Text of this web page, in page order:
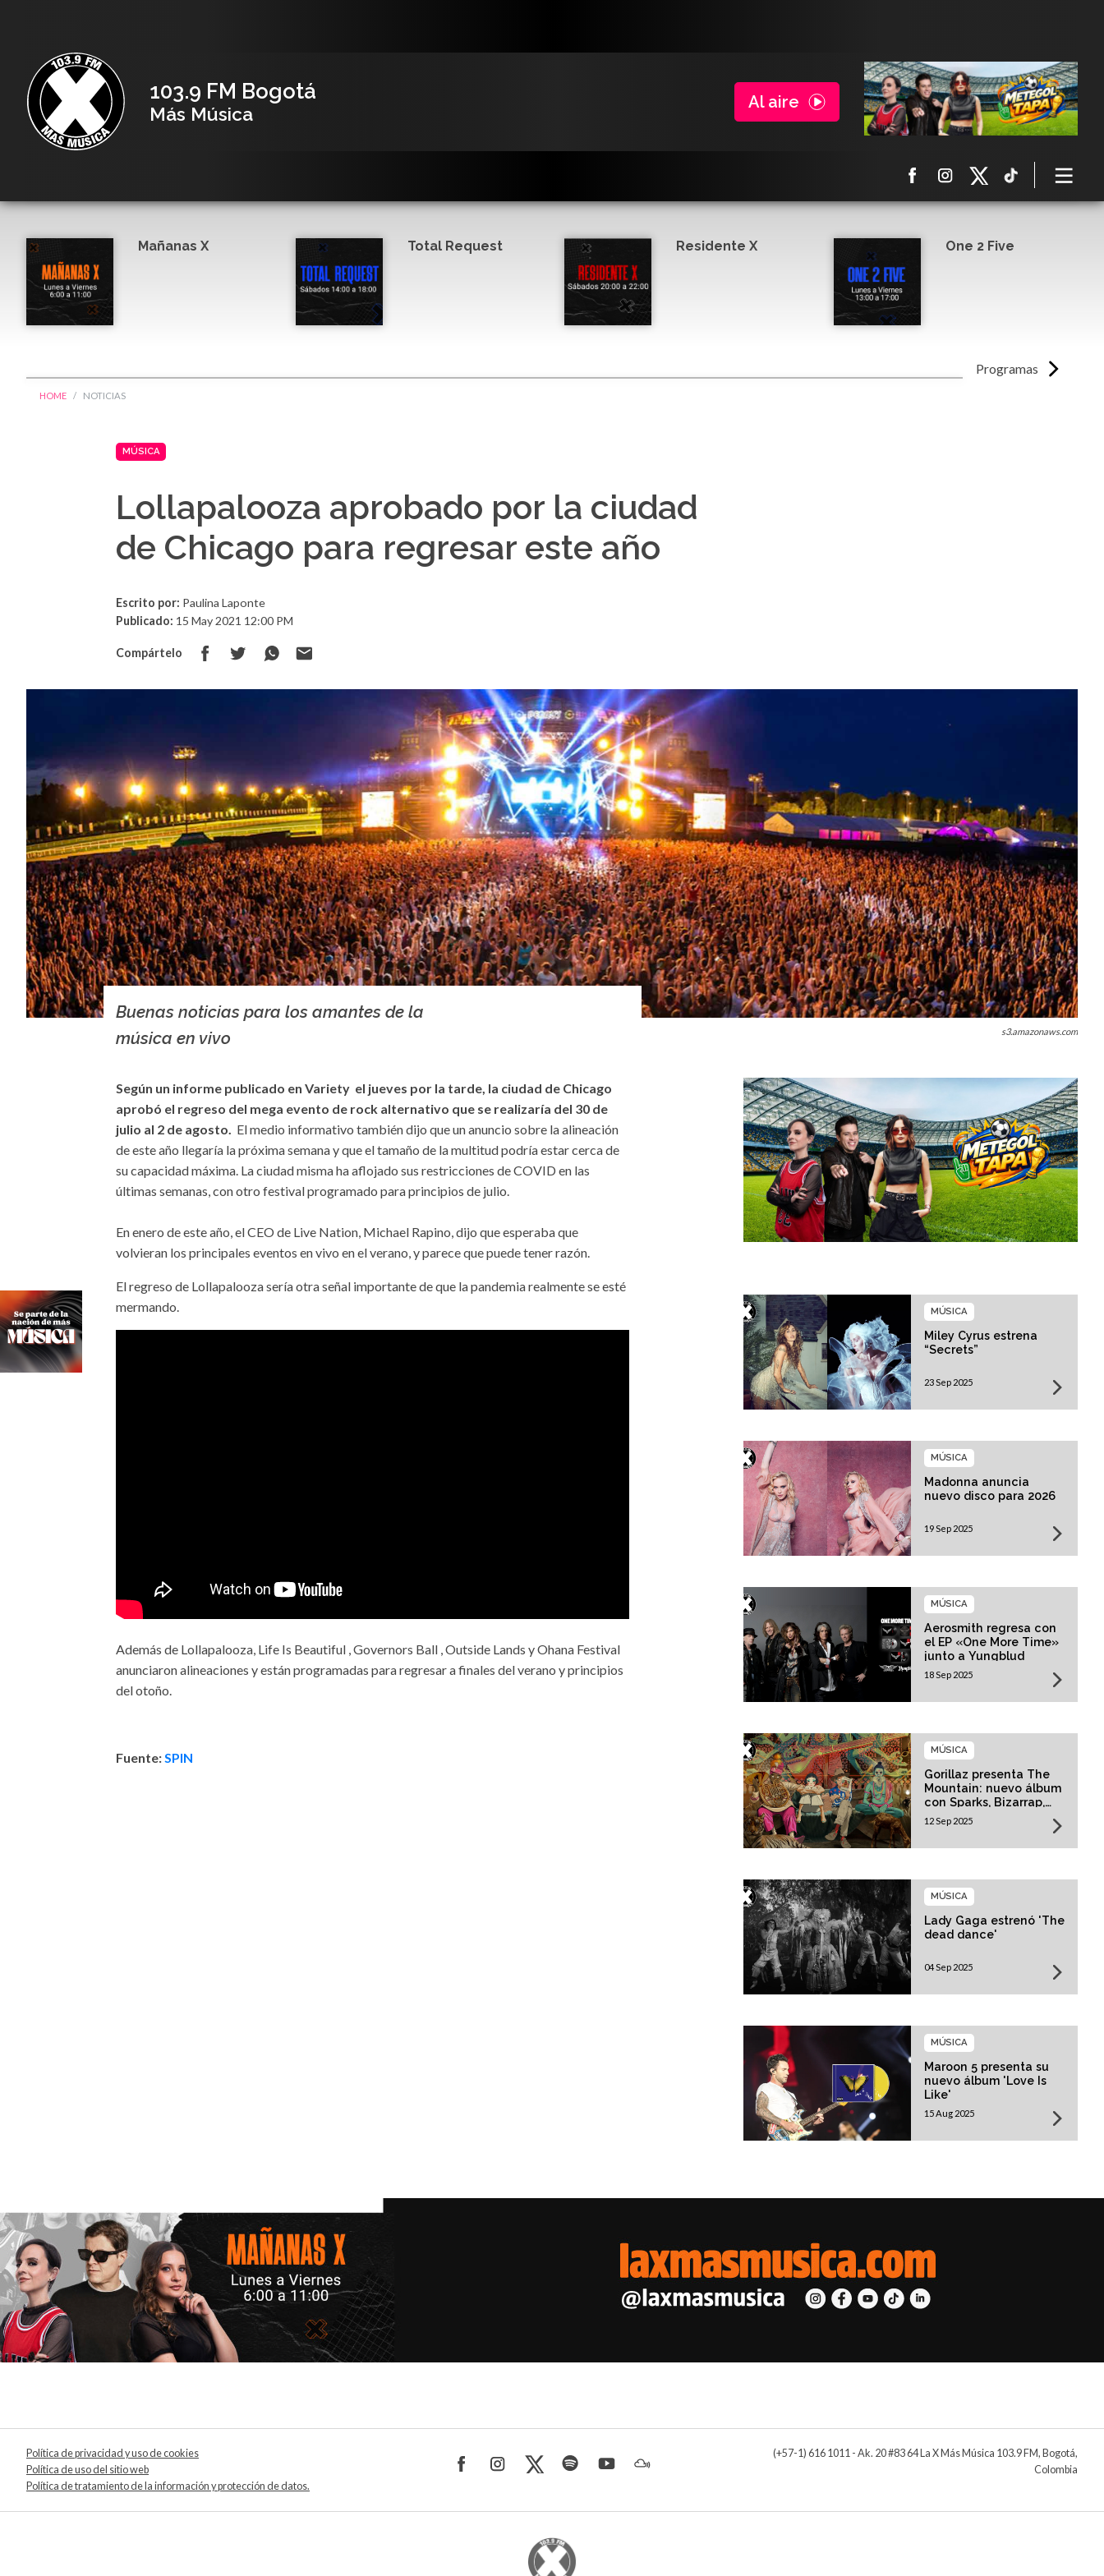
103.9 FM Bogotá
Más Música
Al aire
Programas
Mañanas X Total Request Residente X One 2 Five
HOME NOTICIAS
MÚSICA
Lollapalooza aprobado por la ciudad
de Chicago para regresar este año
Escrito por: Paulina Laponte
Publicado: 15 May 2021 12:00 PM
Compártelo
s3.amazonaws.com
Buenas noticias para los amantes de la
música en vivo
Según un informe publicado en Variety el jueves por la tarde, la ciudad de Chicago
aprobó el regreso del mega evento de rock alternativo que se realizaría del 30 de
julio al 2 de agosto. El medio informativo también dijo que un anuncio sobre la alineación
de este año llegaría la próxima semana y que el tamaño de la multitud podría estar cerca de
su capacidad máxima. La ciudad misma ha aflojado sus restricciones de COVID en las
últimas semanas, con otro festival programado para principios de julio.
En enero de este año, el CEO de Live Nation, Michael Rapino, dijo que esperaba que
volvieran los principales eventos en vivo en el verano, y parece que puede tener razón.
El regreso de Lollapalooza sería otra señal importante de que la pandemia realmente se esté
mermando.
Además de Lollapalooza, Life Is Beautiful , Governors Ball , Outside Lands y Ohana Festival
anunciaron alineaciones y están programadas para regresar a finales del verano y principios
del otoño.
Fuente:SPIN
Miley Cyrus estrena
“Secrets”
MÚSICA
23 Sep 2025
Madonna anuncia
nuevo disco para 2026
MÚSICA
19 Sep 2025
Aerosmith regresa con
el EP «One More Time»
junto a Yungblud
MÚSICA
18 Sep 2025
Gorillaz presenta The
Mountain: nuevo álbum
con Sparks, Bizarrap,
Trueno y más invitados
MÚSICA
12 Sep 2025
Lady Gaga estrenó 'The
dead dance'
MÚSICA
04 Sep 2025
Maroon 5 presenta su
nuevo álbum 'Love Is
Like'
MÚSICA
15 Aug 2025
Política de privacidad y uso de cookies
Política de uso del sitio web
Política de tratamiento de la información y protección de datos.
(+57-1) 616 1011 - Ak. 20 #83 64 La X Más Música 103.9 FM, Bogotá,
Colombia